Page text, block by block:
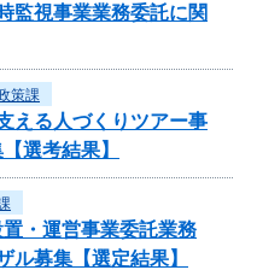
監視事業業務委託に関
策課
える人づくりツアー事
選考結果】
・運営事業委託業務
ル募集【選定結果】